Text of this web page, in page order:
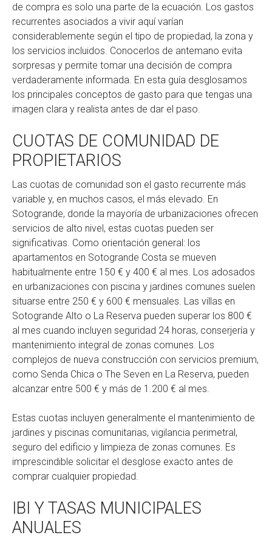
de compra es solo una parte de la ecuación. Los gastos
recurrentes asociados a vivir aquí varían
considerablemente según el tipo de propiedad, la zona y
los servicios incluidos. Conocerlos de antemano evita
sorpresas y permite tomar una decisión de compra
verdaderamente informada. En esta guía desglosamos
los principales conceptos de gasto para que tengas una
imagen clara y realista antes de dar el paso.
CUOTAS DE COMUNIDAD DE
PROPIETARIOS
Las cuotas de comunidad son el gasto recurrente más
variable y, en muchos casos, el más elevado. En
Sotogrande, donde la mayoría de urbanizaciones ofrecen
servicios de alto nivel, estas cuotas pueden ser
significativas. Como orientación general: los
apartamentos en Sotogrande Costa se mueven
habitualmente entre 150 € y 400 € al mes. Los adosados
en urbanizaciones con piscina y jardines comunes suelen
situarse entre 250 € y 600 € mensuales. Las villas en
Sotogrande Alto o La Reserva pueden superar los 800 €
al mes cuando incluyen seguridad 24 horas, conserjería y
mantenimiento integral de zonas comunes. Los
complejos de nueva construcción con servicios premium,
como Senda Chica o The Seven en La Reserva, pueden
alcanzar entre 500 € y más de 1.200 € al mes.
Estas cuotas incluyen generalmente el mantenimiento de
jardines y piscinas comunitarias, vigilancia perimetral,
seguro del edificio y limpieza de zonas comunes. Es
imprescindible solicitar el desglose exacto antes de
comprar cualquier propiedad.
IBI Y TASAS MUNICIPALES
ANUALES